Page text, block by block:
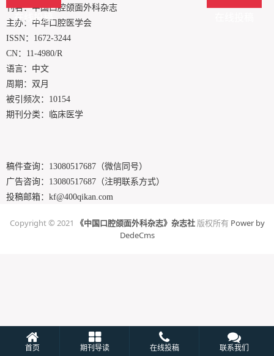
刊名：中国口腔颌面外科杂志
主办：中华口腔医学会
ISSN：1672-3244
CN：11-4980/R
语言：中文
周期：双月
被引频次：10154
期刊分类：临床医学
稿件查询： 13080517687（微信同号）
广告咨询： 13080517687（注明联系方式）
投稿邮箱： kf@400qikan.com
Copyright © 2021 《中国口腔颌面外科杂志》杂志社版权所有 Power by
DedeCms
首页 期刊导读 在线投稿 联系我们
在线投稿